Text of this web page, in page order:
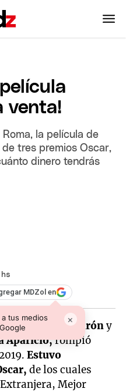
venta!
la película de
tres premios Oscar,
dinero tendrás
MDZol en
tus medios
×
porAlfonso Cuaróny
Aparicio, rompió
Estuvo
de los cuales
Mejor